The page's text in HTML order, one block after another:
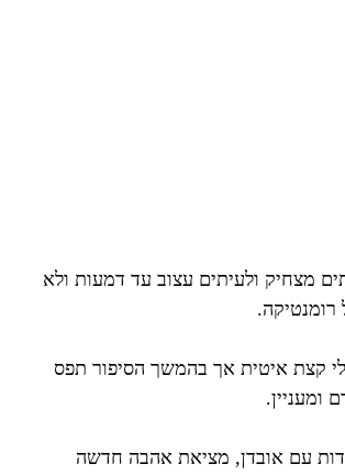
מצחיק ולעיתים עצוב עד דמעות ולא
קצת איטית אך בהמשך הסיפור תפס
ומעניין.
עם אובדן, מציאת אהבה חדשה